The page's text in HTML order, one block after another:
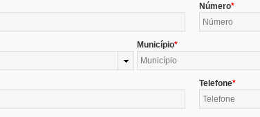
Número
Município
Telefone